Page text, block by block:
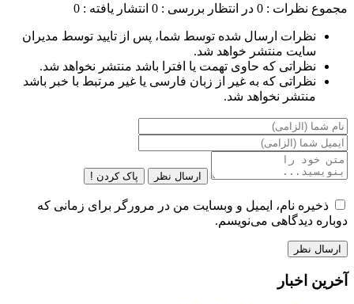
مجموع نظرات : 0 در انتظار بررسی : 0 انتشار یافته : 0
نظرات ارسال شده توسط شما، پس از تایید توسط مدیران
سایت منتشر خواهد شد.
نظراتی که حاوی تهمت یا افترا باشد منتشر نخواهد شد.
نظراتی که به غیر از زبان فارسی یا غیر مرتبط با خبر باشد
منتشر نخواهد شد.
ارسال نظر پاک کردن !
ذخیره نام، ایمیل و وبسایت من در مرورگر برای زمانی که
دوباره دیدگاهی می‌نویسم.
آخرین اخبار